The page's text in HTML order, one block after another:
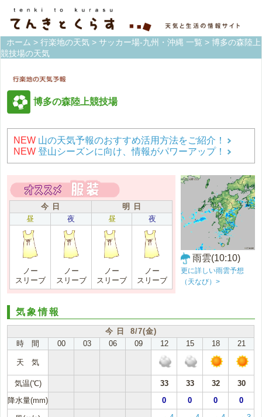
ホーム > 行楽地の天気 > サッカー場-九州・沖縄 一覧 > 博多の森陸上
競技場の天気
博多の森陸上競技場
NEW 山の天気予報のおすすめ活用方法をご紹介！
NEW 登山シーズンに向け、情報がパワーアップ！
今 日
明 日
昼
夜 昼 夜
ノー
スリーブ
ノー
スリーブ
ノー
スリーブ
ノー
スリーブ
雨雲(10:10)
更に詳しい雨雲予想
（天なび）>
気象情報
今 日 8/7(金)
時 間
00 03 06 09 12 15 18 21
天 気
気温(℃) 33 33 32
30
降水量(mm)
0 0 0 0